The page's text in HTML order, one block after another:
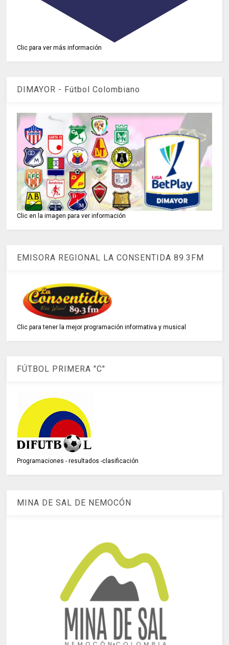
Clic para ver más información
DIMAYOR - Fútbol Colombiano
Clic en la imagen para ver información
EMISORA REGIONAL LA CONSENTIDA 89.3FM
Clic para tener la mejor programación informativa y musical
FÚTBOL PRIMERA "C"
Programaciones - resultados -clasificación
MINA DE SAL DE NEMOCÓN